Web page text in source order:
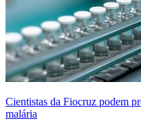
Cientistas da Fiocruz podem
malária